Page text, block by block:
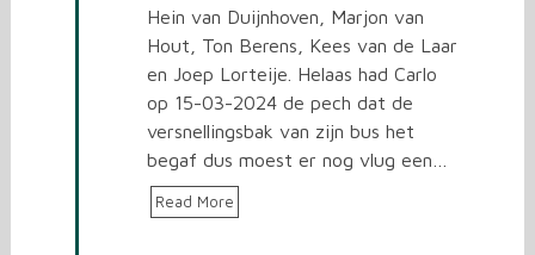
Hein van Duijnhoven, Marjon van
Hout, Ton Berens, Kees van de Laar
en Joep Lorteije. Helaas had Carlo
op 15-03-2024 de pech dat de
versnellingsbak van zijn bus het
begaf dus moest er nog vlug een…
Read More